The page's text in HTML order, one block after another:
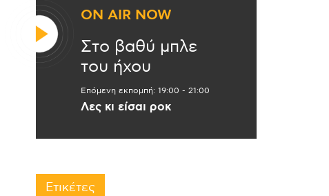
ON AIR NOW
Στο βαθύ μπλε
του ήχου
Επόμενη εκπομπή: 19:00 - 21:00
Λες κι είσαι ροκ
Ετικέτες